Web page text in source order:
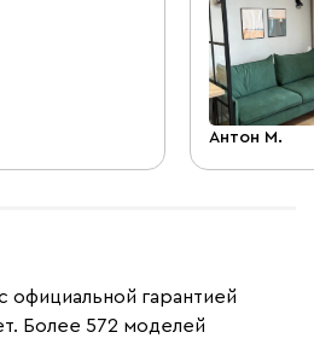
Антон М.
официальной гарантией
Более 572 моделей